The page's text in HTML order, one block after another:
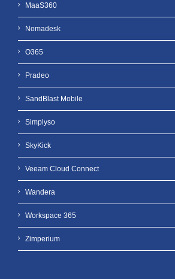
MaaS360
Nomadesk
O365
Pradeo
SandBlast Mobile
Simplyso
SkyKick
Veeam Cloud Connect
Wandera
Workspace 365
Zimperium